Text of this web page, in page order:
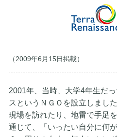
（2009年6月15日掲載）
2001年、当時、大学4年生だ
スというＮＧＯを設立しまし
現場を訪れたり、地雷で手足
通じて、「いったい自分に何